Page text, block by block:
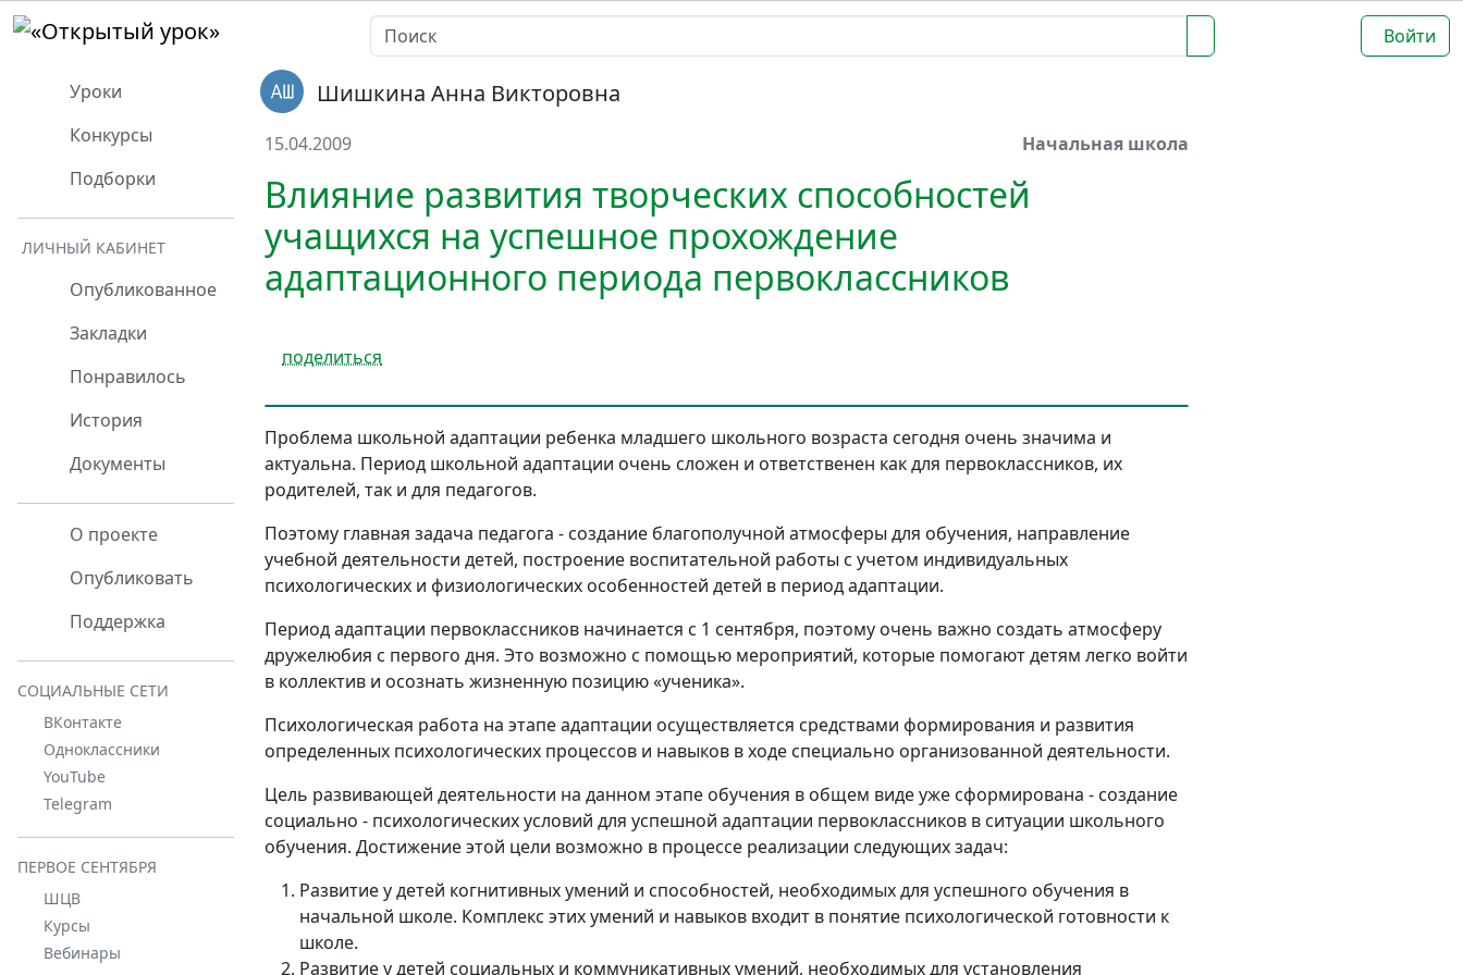
Войти
Уроки
Конкурсы
Подборки
ЛИЧНЫЙ КАБИНЕТ
Опубликованное
Закладки
Понравилось
История
Документы
О проекте
Опубликовать
Поддержка
СОЦИАЛЬНЫЕ СЕТИ
ВКонтакте
Одноклассники
YouTube
Telegram
ПЕРВОЕ СЕНТЯБРЯ
ШЦВ
Курсы
Вебинары
Шишкина Анна Викторовна
15.04.2009 Начальная школа
Влияние развития творческих способностей
учащихся на успешное прохождение
адаптационного периода первоклассников
поделиться
Проблема школьной адаптации ребенка младшего школьного возраста сегодня очень значима и
актуальна. Период школьной адаптации очень сложен и ответственен как для первоклассников, их
родителей, так и для педагогов.
Поэтому главная задача педагога - создание благополучной атмосферы для обучения, направление
учебной деятельности детей, построение воспитательной работы с учетом индивидуальных
психологических и физиологических особенностей детей в период адаптации.
Период адаптации первоклассников начинается с 1 сентября, поэтому очень важно создать атмосферу
дружелюбия с первого дня. Это возможно с помощью мероприятий, которые помогают детям легко войти
в коллектив и осознать жизненную позицию «ученика».
Психологическая работа на этапе адаптации осуществляется средствами формирования и развития
определенных психологических процессов и навыков в ходе специально организованной деятельности.
Цель развивающей деятельности на данном этапе обучения в общем виде уже сформирована - создание
социально - психологических условий для успешной адаптации первоклассников в ситуации школьного
обучения. Достижение этой цели возможно в процессе реализации следующих задач:
Развитие у детей когнитивных умений и способностей, необходимых для успешного обучения в
начальной школе. Комплекс этих умений и навыков входит в понятие психологической готовности к
школе.
Развитие у детей социальных и коммуникативных умений, необходимых для установления